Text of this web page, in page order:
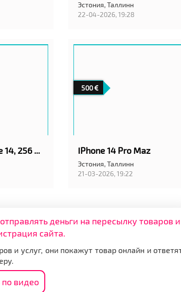
Эстония,Таллинн
22-04-2026, 19:28
Продаю iPhone 14, 256 ГБ.
500
IPhone 14 Pro Maz
Эстония,Таллинн
21-03-2026, 19:22
деньги на пересылку товаров и
сайта.
и услуг, они покажут товар онлайн и
по видео